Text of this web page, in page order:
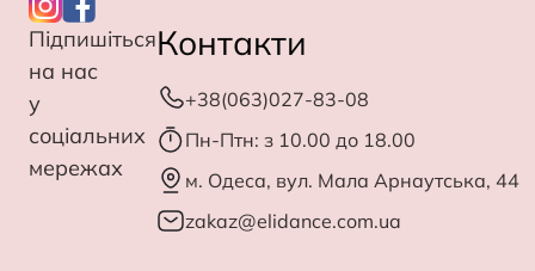
Підпишіться
на нас
у
соціальних
мережах
Контакти
+38(063)027-83-08
Пн-Птн: з 10.00 до 18.00
м. Одеса, вул. Мала Арнаутська, 44
zakaz@elidance.com.ua